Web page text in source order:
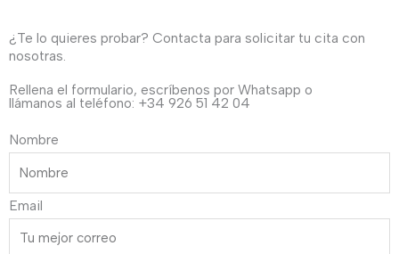
gris
¿Te lo quieres probar? Contacta para solicitar tu cita con
nosotras.
Rellena el formulario, escríbenos por Whatsapp o
llámanos al teléfono: +34 926 51 42 04
Nombre
Email